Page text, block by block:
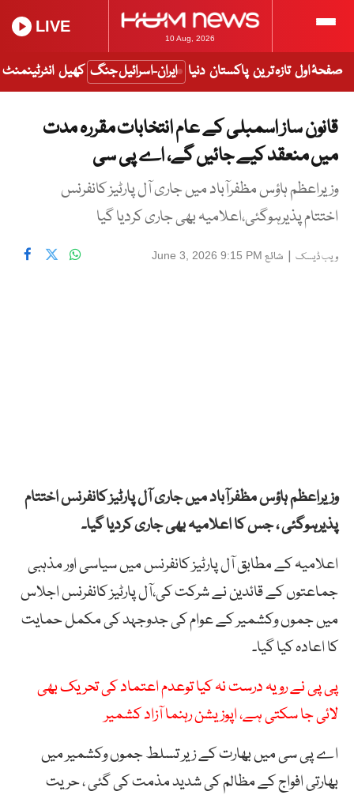
10 Aug, 2026
LIVE
صفحۂ اول تازہ ترین پاکستان دنیا ایران-اسرائیل جنگ کھیل انٹرٹینمنٹ
قانون ساز اسمبلی کے عام انتخابات مقررہ مدت
میں منعقد کیے جائیں گے، اے پی سی
وزیراعظم ہاؤس مظفرآباد میں جاری آل پارٹیز کانفرنس
اختتام پذیرہوگئی،اعلامیہ بھی جاری کردیا گیا
ویب ڈیسک | شائع June 3, 2026 9:15 PM
وزیراعظم ہاؤس مظفرآباد میں جاری آل پارٹیز کانفرنس اختتام
پذیرہوگئی ، جس کا اعلامیہ بھی جاری کردیا گیا۔
اعلامیہ کے مطابق آل پارٹیز کانفرنس میں سیاسی اور مذہبی
جماعتوں کے قائدین نے شرکت کی،آل پارٹیز کانفرنس اجلاس
میں جموں وکشمیر کے عوام کی جدوجہد کی مکمل حمایت
کا اعادہ کیا گیا۔
پی پی نے رویہ درست نہ کیا توعدم اعتماد کی تحریک بھی
لائی جا سکتی ہے، اپوزیشن رہنما آزاد کشمیر
اے پی سی میں بھارت کے زیر تسلط جموں وکشمیر میں
بھارتی افواج کے مظالم کی شدید مذمت کی گئی ، حریت